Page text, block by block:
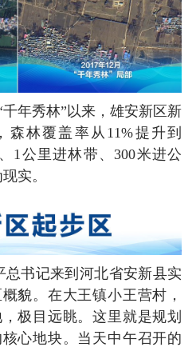
千年秀林”以来，雄安新区新
森林覆盖率从11%提升到
1公里进林带、300米进公
实。
总书记来到河北省安新县实
貌。在大王镇小王营村，
极目远眺。这里就是规划
心地块。当天中午召开的